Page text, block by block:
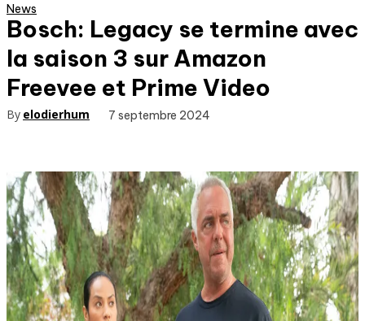
News
Bosch: Legacy se termine avec
la saison 3 sur Amazon
Freevee et Prime Video
By elodierhum 7 septembre 2024